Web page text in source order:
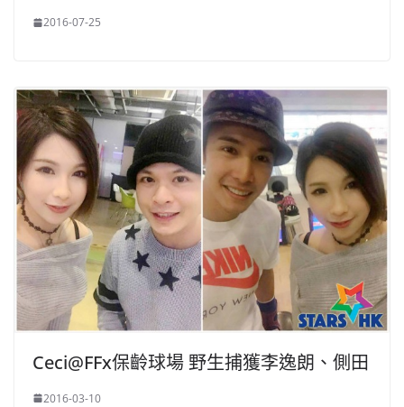
2016-07-25
Ceci@FFx保齡球場 野生捕獲李逸朗、側田
2016-03-10